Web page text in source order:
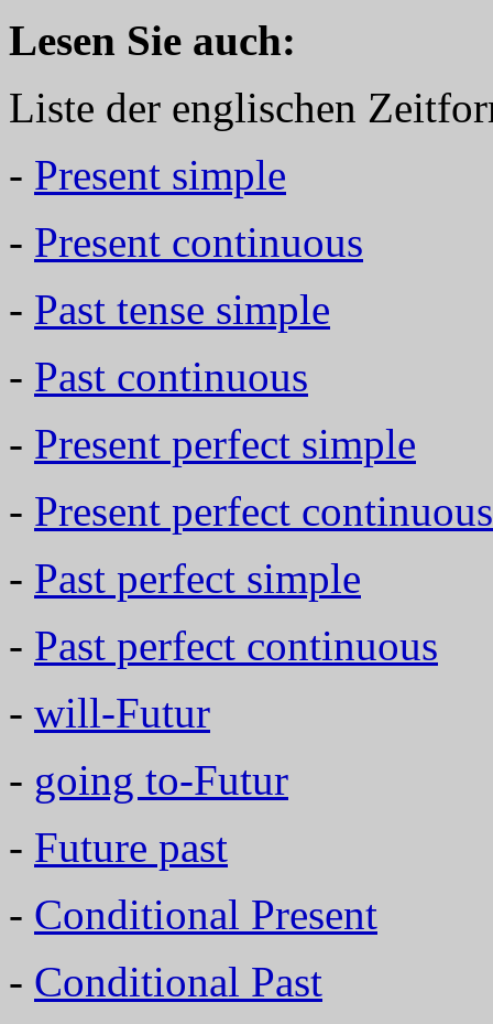
Lesen Sie auch:
Liste der englischen
- Present simple
- Present continuous
- Past tense simple
- Past continuous
- Present perfect simple
- Present perfect continuous
- Past perfect simple
- Past perfect continuous
- will-Futur
- going to-Futur
- Future past
- Conditional Present
- Conditional Past